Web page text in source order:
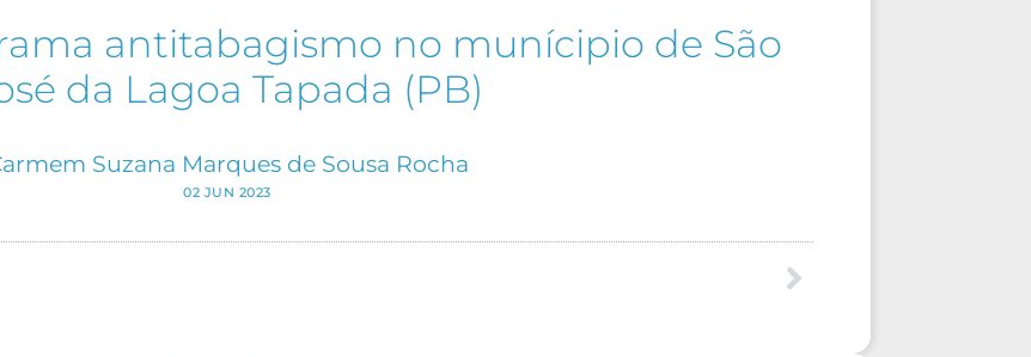
antitabagismo no munícipio de São
da Lagoa Tapada (PB)
Suzana Marques de Sousa Rocha
02 JUN 2023